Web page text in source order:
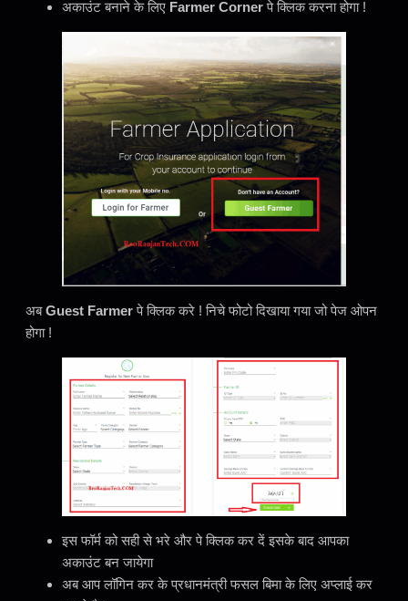
अकाउंट बनाने के लिए Farmer Cornerपे क्लिक करना होगा !
अबGuest Farmerपे क्लिक करे ! निचे फोटो दिखाया गया जो पेज ओपन
होगा !
इस फॉर्म को सही से भरे और पे क्लिक कर दें इसके बाद आपका
अकाउंट बन जायेगा
अब आप लॉगिन कर के प्रधानमंत्री फसल बिमा के लिए अप्लाई कर